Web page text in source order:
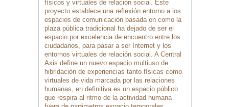
físicos y virtuales de relación social. Este
proyecto establece una reflexión entorno a los
espacios de comunicación basada en como la
plaza pública tradicional ha dejado de ser el
espacio por excelencia de encuentro entre los
ciudadanos, para pasar a ser Internet y los
entornos virtuales de relación social. A Central
Axis define un nuevo espacio multiuso de
hibridación de experiencias tanto físicas como
virtuales de vida marcada por las relaciones
humanas, en definitiva es un espacio público
que respira al ritmo de la actividad humana